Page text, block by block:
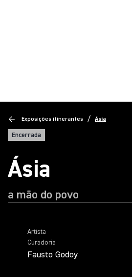
Exposições itinerantes / Ásia
Encerrada
Ásia
a mão do povo
Artista
Curadoria
Fausto Godoy